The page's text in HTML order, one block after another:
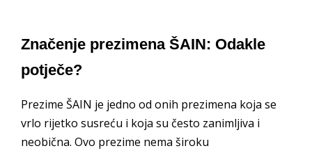
Značenje prezimena ŠAIN: Odakle
potječe?
Prezime ŠAIN je jedno od onih prezimena koja se
vrlo rijetko susreću i koja su često zanimljiva i
neobična. Ovo prezime nema široku